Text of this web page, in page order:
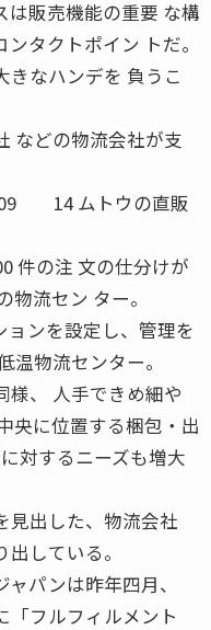
販売機能の重要 な構
タクトポイン トだ。
なハンデを 負うこ
などの物流会社が支
14 ムトウの直販
件の注 文の仕分けが
流セン ター。
ョンを設定し、管理を
温物流センター。
様、 人手できめ細や
央に位置する梱包・出
対するニーズも増大
見出した、物流会社
している。
パンは昨年四月、
「フルフィルメント